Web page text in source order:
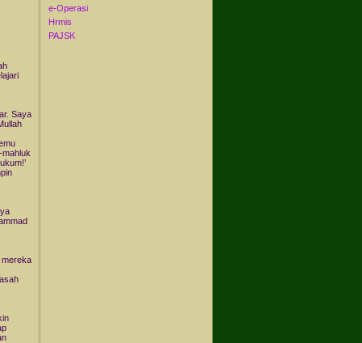
Saya
mahluk
mereka
e-Operasi
Hrmis
PAJSK